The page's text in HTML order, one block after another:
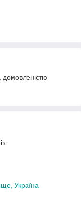
домовленістю
Україна